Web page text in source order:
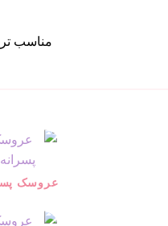
مناسب
عروسک